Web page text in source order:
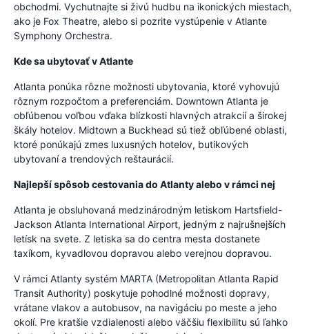
obchodmi. Vychutnajte si živú hudbu na ikonických miestach,
ako je Fox Theatre, alebo si pozrite vystúpenie v Atlante
Symphony Orchestra.
Kde sa ubytovať v Atlante
Atlanta ponúka rôzne možnosti ubytovania, ktoré vyhovujú
rôznym rozpočtom a preferenciám. Downtown Atlanta je
obľúbenou voľbou vďaka blízkosti hlavných atrakcií a širokej
škály hotelov. Midtown a Buckhead sú tiež obľúbené oblasti,
ktoré ponúkajú zmes luxusných hotelov, butikových
ubytovaní a trendových reštaurácií.
Najlepší spôsob cestovania do Atlanty alebo v rámci nej
Atlanta je obsluhovaná medzinárodným letiskom Hartsfield-
Jackson Atlanta International Airport, jedným z najrušnejších
letísk na svete. Z letiska sa do centra mesta dostanete
taxíkom, kyvadlovou dopravou alebo verejnou dopravou.
V rámci Atlanty systém MARTA (Metropolitan Atlanta Rapid
Transit Authority) poskytuje pohodlné možnosti dopravy,
vrátane vlakov a autobusov, na navigáciu po meste a jeho
okolí. Pre kratšie vzdialenosti alebo väčšiu flexibilitu sú ľahko